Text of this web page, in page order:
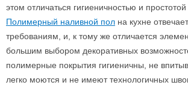
этом отличаться гигиеничностью и простотой
Полимерный наливной пол на кухне
требованиям, и, к тому же отличается
большим выбором декоративных
полимерные покрытия гигиеничны, не
легко моются и не имеют технологичных